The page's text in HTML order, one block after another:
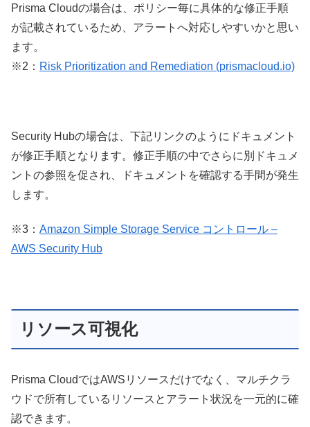
Prisma Cloudの場合は、ポリシー毎に具体的な修正手順
が記載されているため、アラートへ対応しやすいかと思い
ます。
※2： Risk Prioritization and Remediation (prismacloud.io)
Security Hubの場合は、下記リンクのようにドキュメント
が修正手順となります。修正手順の中でさらに別ドキュメ
ントの参照を促され、ドキュメントを確認する手間が発生
します。
※3： Amazon Simple Storage Service コントロール –
AWS Security Hub
リソース可視化
Prisma CloudではAWSリソースだけでなく、マルチクラ
ウドで所有しているリソースとアラート状況を一元的に確
認できます。